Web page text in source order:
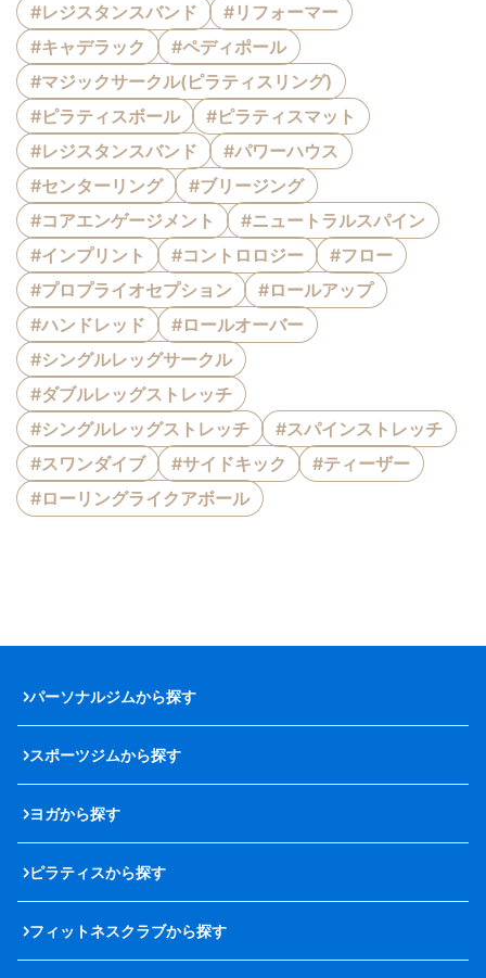
#レジスタンスバンド
#リフォーマー
#キャデラック
#ペディポール
#マジックサークル(ピラティスリング)
#ピラティスボール
#ピラティスマット
#レジスタンスバンド
#パワーハウス
#センターリング
#ブリージング
#コアエンゲージメント
#ニュートラルスパイン
#インプリント
#コントロロジー
#フロー
#プロプライオセプション
#ロールアップ
#ハンドレッド
#ロールオーバー
#シングルレッグサークル
#ダブルレッグストレッチ
#シングルレッグストレッチ
#スパインストレッチ
#スワンダイブ
#サイドキック
#ティーザー
#ローリングライクアボール
パーソナルジムから探す
スポーツジムから探す
ヨガから探す
ピラティスから探す
フィットネスクラブから探す